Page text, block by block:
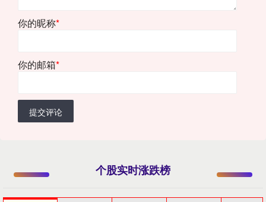
你的昵称*
你的邮箱*
提交评论
个股实时涨跌榜